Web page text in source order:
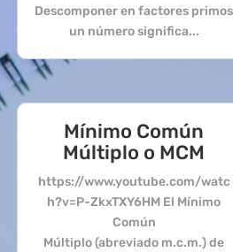
Descomponer en factores primos
un número significa...
Mínimo Común
Múltiplo o MCM
https://www.youtube.com/watc
h?v=P-ZkxTXY6HM El Mínimo
Común
Múltiplo (abreviado m.c.m.) de